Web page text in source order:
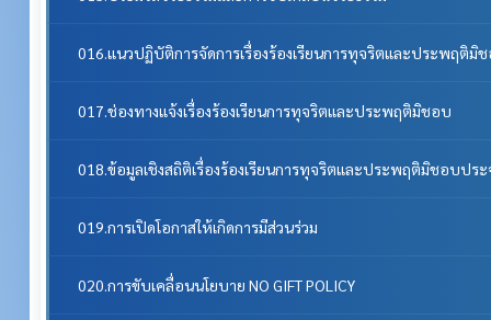
016.แนวปฏิบัติการจัดการเรื่องร้องเรียนการทุจริตและประพฤติมิ
017.ช่องทางแจ้งเรื่องร้องเรียนการทุจริตและประพฤติมิชอบ
018.ข้อมูลเชิงสถิติเรื่องร้องเรียนการทุจริตและประพฤติมิชอบปร
019.การเปิดโอกาสให้เกิดการมีส่วนร่วม
020.การขับเคลื่อนนโยบาย NO GIFT POLICY